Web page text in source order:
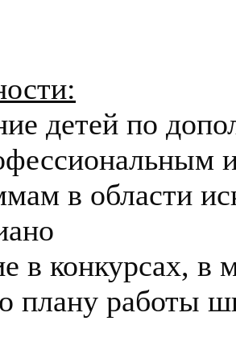
детей по
в области
в конкурсах,
плану работы